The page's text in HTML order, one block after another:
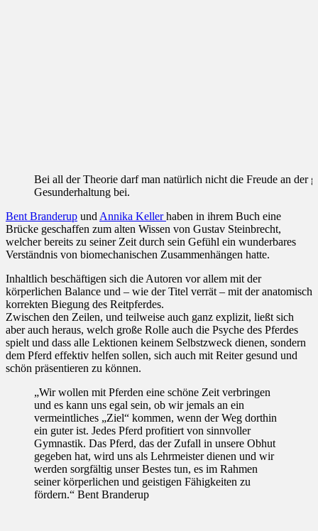
Bei all der Theorie darf man natürlich nicht die Freude an der
Gesunderhaltung bei.
Bent Branderup und Annika Kellerhaben in ihrem Buch eine
Brücke geschaffen zum alten Wissen von Gustav Steinbrecht,
welcher bereits zu seiner Zeit durch sein Gefühl ein wunderbares
Verständnis von biomechanischen Zusammenhängen hatte.
Inhaltlich beschäftigen sich die Autoren vor allem mit der
körperlichen Balance und – wie der Titel verrät – mit der anatomisch
korrekten Biegung des Reitpferdes.
Zwischen den Zeilen, und teilweise auch ganz explizit, ließt sich
aber auch heraus, welch große Rolle auch die Psyche des Pferdes
spielt und dass alle Lektionen keinem Selbstzweck dienen, sondern
dem Pferd effektiv helfen sollen, sich auch mit Reiter gesund und
schön präsentieren zu können.
„Wir wollen mit Pferden eine schöne Zeit verbringen
und es kann uns egal sein, ob wir jemals an ein
vermeintliches „Ziel“ kommen, wenn der Weg dorthin
ein guter ist. Jedes Pferd profitiert von sinnvoller
Gymnastik. Das Pferd, das der Zufall in unsere Obhut
gegeben hat, wird uns als Lehrmeister dienen und wir
werden sorgfältig unser Bestes tun, es im Rahmen
seiner körperlichen und geistigen Fähigkeiten zu
fördern.“ Bent Branderup